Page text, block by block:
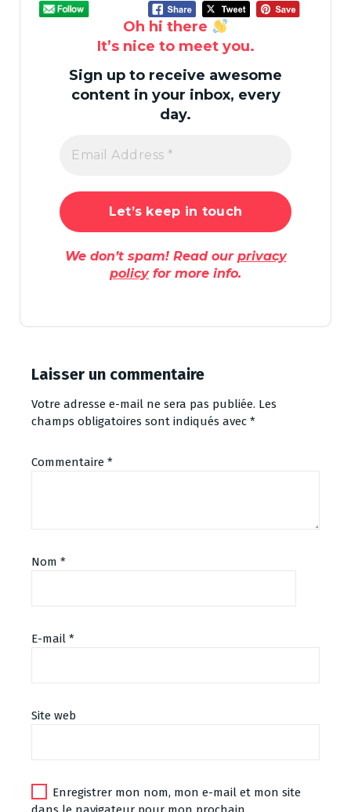
Oh hi there
It’s nice to meet you.
Sign up to receive awesome
content in your inbox, every
day.
We don’t spam! Read our privacy
policyfor more info.
Laisser un commentaire
Votre adresse e-mail ne sera pas publiée. Les
champs obligatoires sont indiqués avec *
Commentaire *
Nom *
E-mail *
Site web
Enregistrer mon nom, mon e-mail et mon site